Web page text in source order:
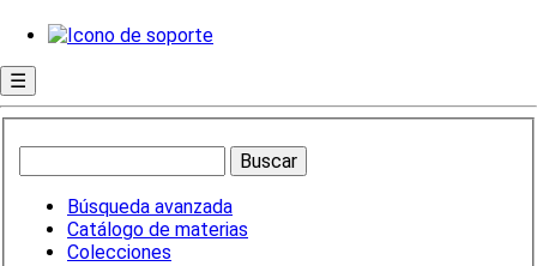
☰
Búsqueda avanzada
Catálogo de materias
Colecciones